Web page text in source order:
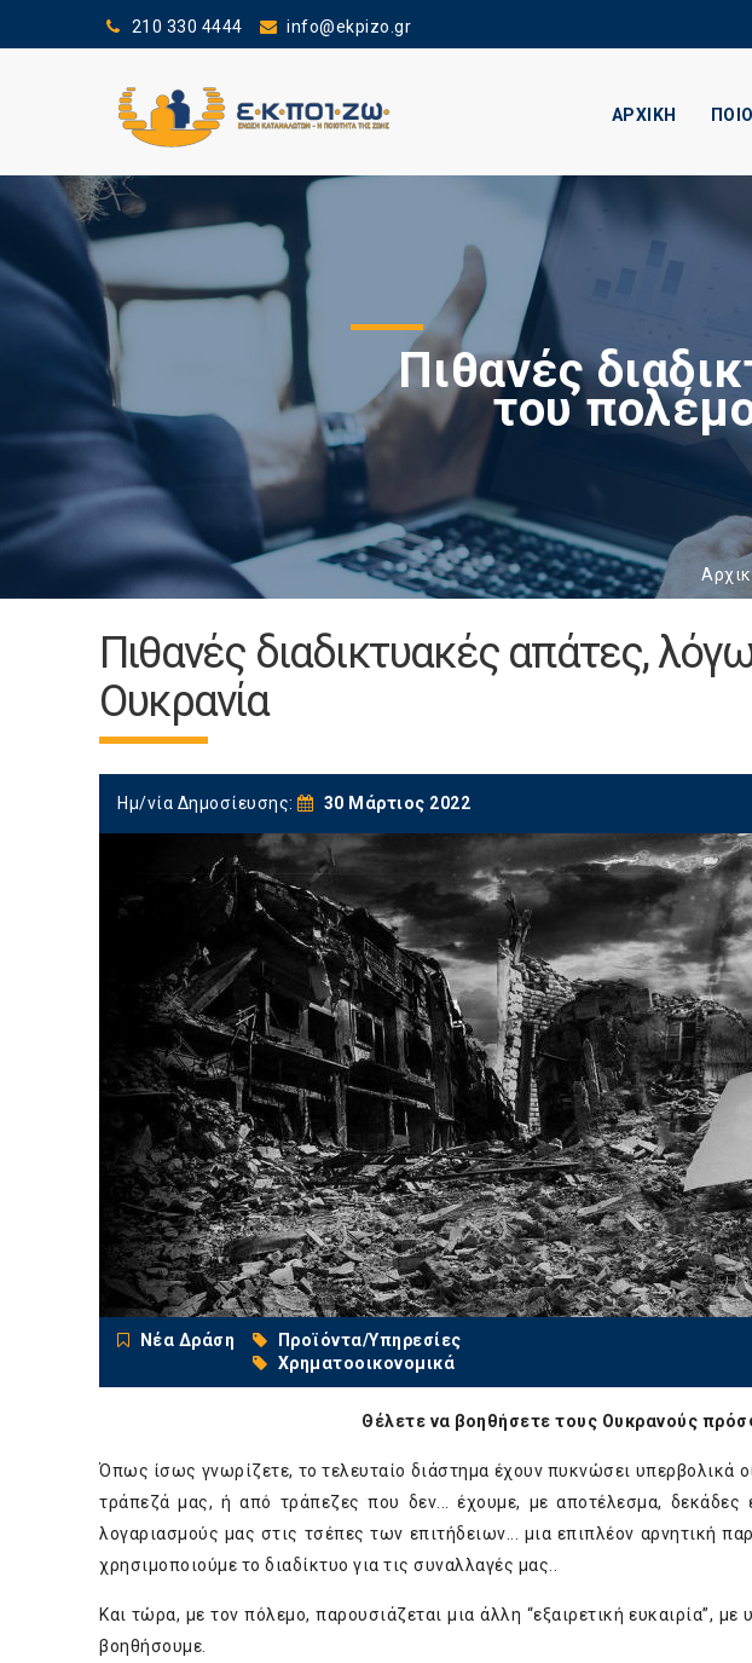
210 330 4444 info@ekpizo.gr
ΑΡΧΙΚΗ
Πιθανές
του
Πιθανές διαδικτυακές απάτες,
Ουκρανία
Ημ/νία Δημοσίευσης: 30 Μάρτιος 2022
Νέα Δράση
Προϊόντα/Υπηρεσίες
Χρηματοοικονομικά
Θέλετε να βοηθήσετε τους Ουκρανούς
Όπως ίσως γνωρίζετε, το τελευταίο διάστημα έχουν πυκνώσει υπερβολικά
τράπεζά μας, ή από τράπεζες που δεν... έχουμε, με αποτέλεσμα,
λογαριασμούς μας στις τσέπες των επιτήδειων... μια επιπλέον αρνητική
χρησιμοποιούμε το διαδίκτυο για τις συναλλαγές μας..
Και τώρα, με τον πόλεμο, παρουσιάζεται μια άλλη “εξαιρετική ευκαιρία”,
βοηθήσουμε.